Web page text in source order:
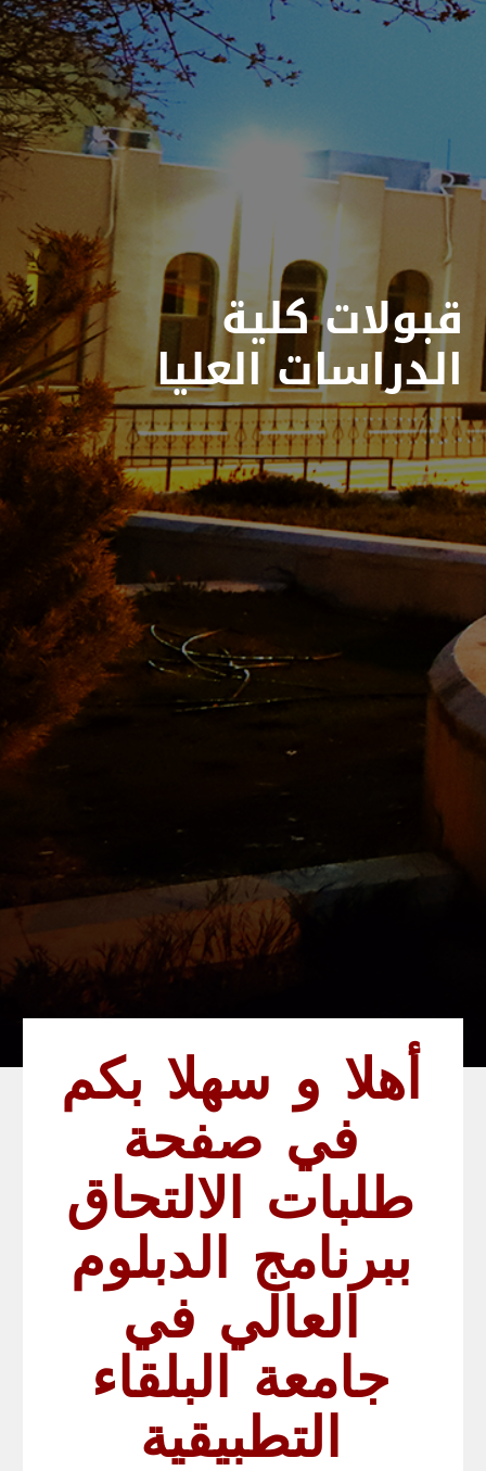
قبولات كلية
الدراسات العليا
أهلا و سهلا بكم
في صفحة
طلبات الالتحاق
ببرنامج الدبلوم
العالي في
جامعة البلقاء
التطبيقية